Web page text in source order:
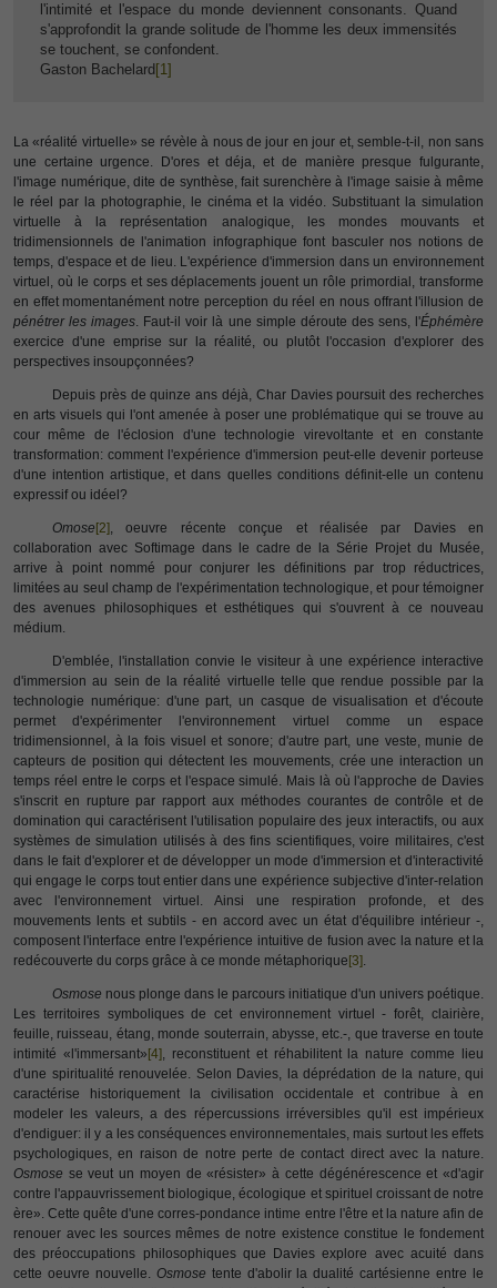
l'intimité et l'espace du monde deviennent consonants. Quand
s'approfondit la grande solitude de l'homme les deux immensités
se touchent, se confondent.
Gaston Bachelard [1]
La «réalité virtuelle» se révèle à nous de jour en jour et, semble-t-il, non sans
une certaine urgence. D'ores et déja, et de manière presque fulgurante,
l'image numérique, dite de synthèse, fait surenchère à l'image saisie à même
le réel par la photographie, le cinéma et la vidéo. Substituant la simulation
virtuelle à la représentation analogique, les mondes mouvants et
tridimensionnels de l'animation infographique font basculer nos notions de
temps, d'espace et de lieu. L'expérience d'immersion dans un environnement
virtuel, où le corps et ses déplacements jouent un rôle primordial, transforme
en effet momentanément notre perception du réel en nous offrant l'illusion de
pénétrer les images. Faut-il voir là une simple déroute des sens, l'Éphémère
exercice d'une emprise sur la réalité, ou plutôt l'occasion d'explorer des
perspectives insoupçonnées?
Depuis près de quinze ans déjà, Char Davies poursuit des recherches
en arts visuels qui l'ont amenée à poser une problématique qui se trouve au
cour même de l'éclosion d'une technologie virevoltante et en constante
transformation: comment l'expérience d'immersion peut-elle devenir porteuse
d'une intention artistique, et dans quelles conditions définit-elle un contenu
expressif ou idéel?
Omose [2], oeuvre récente conçue et réalisée par Davies en
collaboration avec Softimage dans le cadre de la Série Projet du Musée,
arrive à point nommé pour conjurer les définitions par trop réductrices,
limitées au seul champ de l'expérimentation technologique, et pour témoigner
des avenues philosophiques et esthétiques qui s'ouvrent à ce nouveau
médium.
D'emblée, l'installation convie le visiteur à une expérience interactive
d'immersion au sein de la réalité virtuelle telle que rendue possible par la
technologie numérique: d'une part, un casque de visualisation et d'écoute
permet d'expérimenter l'environnement virtuel comme un espace
tridimensionnel, à la fois visuel et sonore; d'autre part, une veste, munie de
capteurs de position qui détectent les mouvements, crée une interaction un
temps réel entre le corps et l'espace simulé. Mais là où l'approche de Davies
s'inscrit en rupture par rapport aux méthodes courantes de contrôle et de
domination qui caractérisent l'utilisation populaire des jeux interactifs, ou aux
systèmes de simulation utilisés à des fins scientifiques, voire militaires, c'est
dans le fait d'explorer et de développer un mode d'immersion et d'interactivité
qui engage le corps tout entier dans une expérience subjective d'inter-relation
avec l'environnement virtuel. Ainsi une respiration profonde, et des
mouvements lents et subtils - en accord avec un état d'équilibre intérieur -,
composent l'interface entre l'expérience intuitive de fusion avec la nature et la
redécouverte du corps grâce à ce monde métaphorique [3].
Osmose nous plonge dans le parcours initiatique d'un univers poétique.
Les territoires symboliques de cet environnement virtuel - forêt, clairière,
feuille, ruisseau, étang, monde souterrain, abysse, etc.-, que traverse en toute
intimité «l'immersant» [4], reconstituent et réhabilitent la nature comme lieu
d'une spiritualité renouvelée. Selon Davies, la déprédation de la nature, qui
caractérise historiquement la civilisation occidentale et contribue à en
modeler les valeurs, a des répercussions irréversibles qu'il est impérieux
d'endiguer: il y a les conséquences environnementales, mais surtout les effets
psychologiques, en raison de notre perte de contact direct avec la nature.
Osmose se veut un moyen de «résister» à cette dégénérescence et «d'agir
contre l'appauvrissement biologique, écologique et spirituel croissant de notre
ère». Cette quête d'une corres-pondance intime entre l'être et la nature afin de
renouer avec les sources mêmes de notre existence constitue le fondement
des préoccupations philosophiques que Davies explore avec acuité dans
cette oeuvre nouvelle. Osmose tente d'abolir la dualité cartésienne entre le